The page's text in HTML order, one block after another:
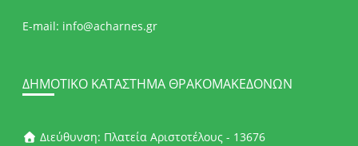
E-mail: info@acharnes.gr
ΔΗΜΟΤΙΚΌ ΚΑΤΆΣΤΗΜΑ ΘΡΑΚΟΜΑΚΕΔΌΝΩΝ
Διεύθυνση: Πλατεία Αριστοτέλους - 13676